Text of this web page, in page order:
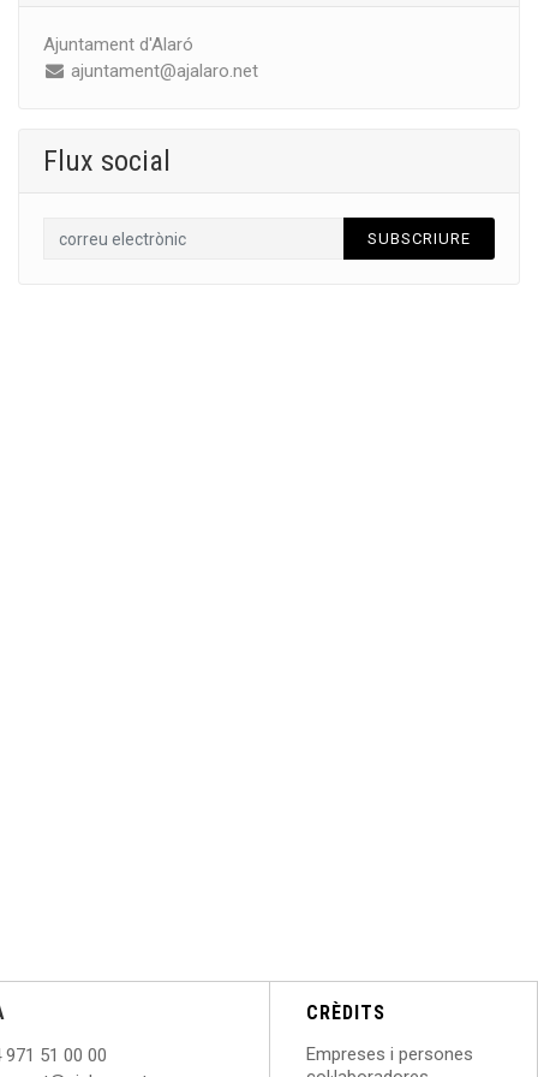
Ajuntament d'Alaró
ajuntament@ajalaro.net
Flux social
SUBSCRIURE
971 51 00 00
CRÈDITS
Empreses i persones